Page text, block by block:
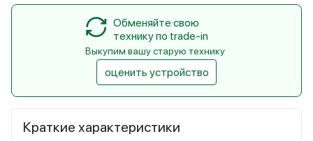
Краткие характеристики
Обменяйте свою
технику по trade-in
Выкупим вашу старую технику
оценить устройство